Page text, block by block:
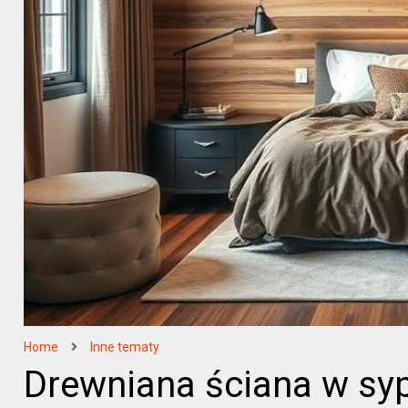
Home Inne tematy
Drewniana ściana w